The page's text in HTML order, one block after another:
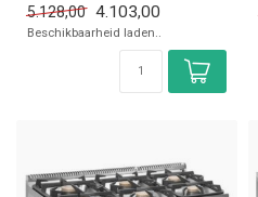
5.128,00 4.103,00
Beschikbaarheid laden..